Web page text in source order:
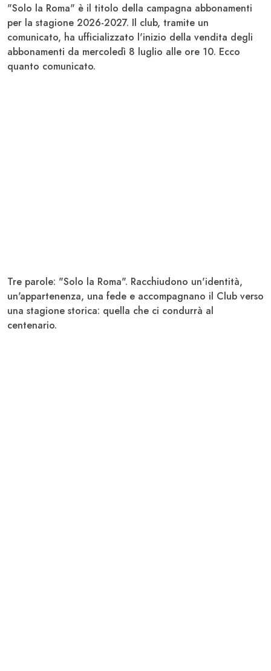
"Solo la Roma" è il titolo della campagna abbonamenti
per la stagione 2026-2027. Il club, tramite un
comunicato, ha ufficializzato l'inizio della vendita degli
abbonamenti da mercoledì 8 luglio alle ore 10. Ecco
quanto comunicato.
Tre parole: "Solo la Roma". Racchiudono un'identità,
un'appartenenza, una fede e accompagnano il Club verso
una stagione storica: quella che ci condurrà al
centenario.